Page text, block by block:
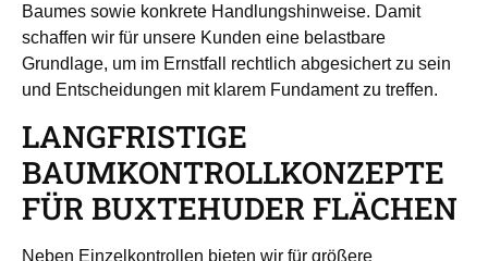
Baumes sowie konkrete Handlungshinweise. Damit
schaffen wir für unsere Kunden eine belastbare
Grundlage, um im Ernstfall rechtlich abgesichert zu sein
und Entscheidungen mit klarem Fundament zu treffen.
LANGFRISTIGE
BAUMKONTROLLKONZEPTE
FÜR BUXTEHUDER FLÄCHEN
Neben Einzelkontrollen bieten wir für größere